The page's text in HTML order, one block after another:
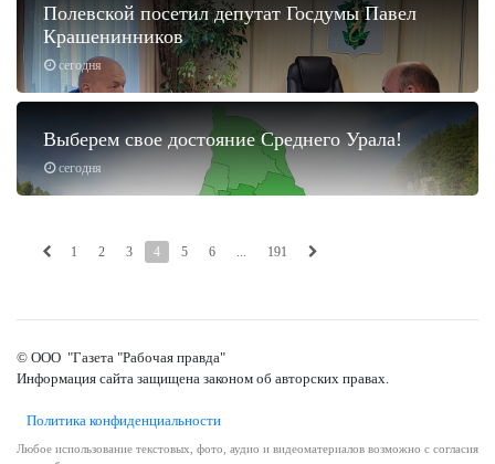
сегодня
Полевской посетил депутат Госдумы Павел
Крашенинников
сегодня
Выберем свое достояние Среднего Урала!
1 2 3 4 5 6 ... 191
© ООО "Газета "Рабочая правда"
Информация сайта защищена законом об авторских правах.
Политика конфиденциальности
Любое использование текстовых, фото, аудио и видеоматериалов возможно с согласия